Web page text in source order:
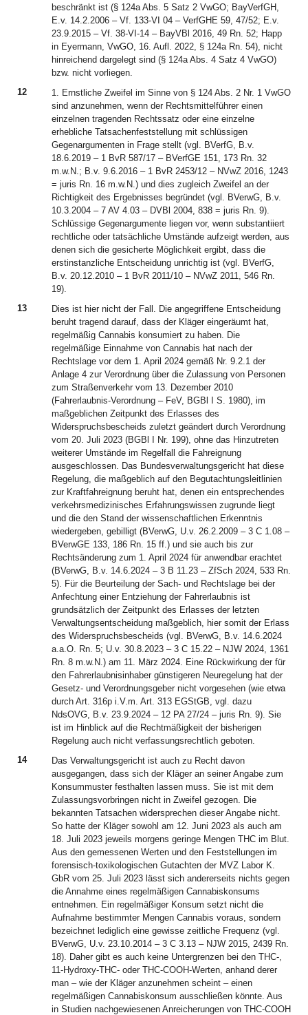
beschränkt ist (§ 124a Abs. 5 Satz 2 VwGO; BayVerfGH,
E.v. 14.2.2006 – Vf. 133-VI 04 – VerfGHE 59, 47/52; E.v.
23.9.2015 – Vf. 38-VI-14 – BayVBl 2016, 49 Rn. 52; Happ
in Eyermann, VwGO, 16. Aufl. 2022, § 124a Rn. 54), nicht
hinreichend dargelegt sind (§ 124a Abs. 4 Satz 4 VwGO)
bzw. nicht vorliegen.
12
1. Ernstliche Zweifel im Sinne von § 124 Abs. 2 Nr. 1 VwGO
sind anzunehmen, wenn der Rechtsmittelführer einen
einzelnen tragenden Rechtssatz oder eine einzelne
erhebliche Tatsachenfeststellung mit schlüssigen
Gegenargumenten in Frage stellt (vgl. BVerfG, B.v.
18.6.2019 – 1 BvR 587/17 – BVerfGE 151, 173 Rn. 32
m.w.N.; B.v. 9.6.2016 – 1 BvR 2453/12 – NVwZ 2016, 1243
= juris Rn. 16 m.w.N.) und dies zugleich Zweifel an der
Richtigkeit des Ergebnisses begründet (vgl. BVerwG, B.v.
10.3.2004 – 7 AV 4.03 – DVBl 2004, 838 = juris Rn. 9).
Schlüssige Gegenargumente liegen vor, wenn substantiiert
rechtliche oder tatsächliche Umstände aufzeigt werden, aus
denen sich die gesicherte Möglichkeit ergibt, dass die
erstinstanzliche Entscheidung unrichtig ist (vgl. BVerfG,
B.v. 20.12.2010 – 1 BvR 2011/10 – NVwZ 2011, 546 Rn.
19).
13
Dies ist hier nicht der Fall. Die angegriffene Entscheidung
beruht tragend darauf, dass der Kläger eingeräumt hat,
regelmäßig Cannabis konsumiert zu haben. Die
regelmäßige Einnahme von Cannabis hat nach der
Rechtslage vor dem 1. April 2024 gemäß Nr. 9.2.1 der
Anlage 4 zur Verordnung über die Zulassung von Personen
zum Straßenverkehr vom 13. Dezember 2010
(Fahrerlaubnis-Verordnung – FeV, BGBl I S. 1980), im
maßgeblichen Zeitpunkt des Erlasses des
Widerspruchsbescheids zuletzt geändert durch Verordnung
vom 20. Juli 2023 (BGBl I Nr. 199), ohne das Hinzutreten
weiterer Umstände im Regelfall die Fahreignung
ausgeschlossen. Das Bundesverwaltungsgericht hat diese
Regelung, die maßgeblich auf den Begutachtungsleitlinien
zur Kraftfahreignung beruht hat, denen ein entsprechendes
verkehrsmedizinisches Erfahrungswissen zugrunde liegt
und die den Stand der wissenschaftlichen Erkenntnis
wiedergeben, gebilligt (BVerwG, U.v. 26.2.2009 – 3 C 1.08 –
BVerwGE 133, 186 Rn. 15 ff.) und sie auch bis zur
Rechtsänderung zum 1. April 2024 für anwendbar erachtet
(BVerwG, B.v. 14.6.2024 – 3 B 11.23 – ZfSch 2024, 533 Rn.
5). Für die Beurteilung der Sach- und Rechtslage bei der
Anfechtung einer Entziehung der Fahrerlaubnis ist
grundsätzlich der Zeitpunkt des Erlasses der letzten
Verwaltungsentscheidung maßgeblich, hier somit der Erlass
des Widerspruchsbescheids (vgl. BVerwG, B.v. 14.6.2024
a.a.O. Rn. 5; U.v. 30.8.2023 – 3 C 15.22 – NJW 2024, 1361
Rn. 8 m.w.N.) am 11. März 2024. Eine Rückwirkung der für
den Fahrerlaubnisinhaber günstigeren Neuregelung hat der
Gesetz- und Verordnungsgeber nicht vorgesehen (wie etwa
durch Art. 316p i.V.m. Art. 313 EGStGB, vgl. dazu
NdsOVG, B.v. 23.9.2024 – 12 PA 27/24 – juris Rn. 9). Sie
ist im Hinblick auf die Rechtmäßigkeit der bisherigen
Regelung auch nicht verfassungsrechtlich geboten.
14
Das Verwaltungsgericht ist auch zu Recht davon
ausgegangen, dass sich der Kläger an seiner Angabe zum
Konsummuster festhalten lassen muss. Sie ist mit dem
Zulassungsvorbringen nicht in Zweifel gezogen. Die
bekannten Tatsachen widersprechen dieser Angabe nicht.
So hatte der Kläger sowohl am 12. Juni 2023 als auch am
18. Juli 2023 jeweils morgens geringe Mengen THC im Blut.
Aus den gemessenen Werten und den Feststellungen im
forensisch-toxikologischen Gutachten der MVZ Labor K.
GbR vom 25. Juli 2023 lässt sich andererseits nichts gegen
die Annahme eines regelmäßigen Cannabiskonsums
entnehmen. Ein regelmäßiger Konsum setzt nicht die
Aufnahme bestimmter Mengen Cannabis voraus, sondern
bezeichnet lediglich eine gewisse zeitliche Frequenz (vgl.
BVerwG, U.v. 23.10.2014 – 3 C 3.13 – NJW 2015, 2439 Rn.
18). Daher gibt es auch keine Untergrenzen bei den THC-,
11-Hydroxy-THC- oder THC-COOH-Werten, anhand derer
man – wie der Kläger anzunehmen scheint – einen
regelmäßigen Cannabiskonsum ausschließen könnte. Aus
in Studien nachgewiesenen Anreicherungen von THC-COOH